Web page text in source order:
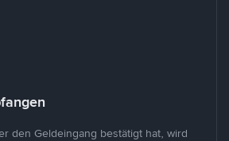
den Geldeingang bestätigt hat, wird